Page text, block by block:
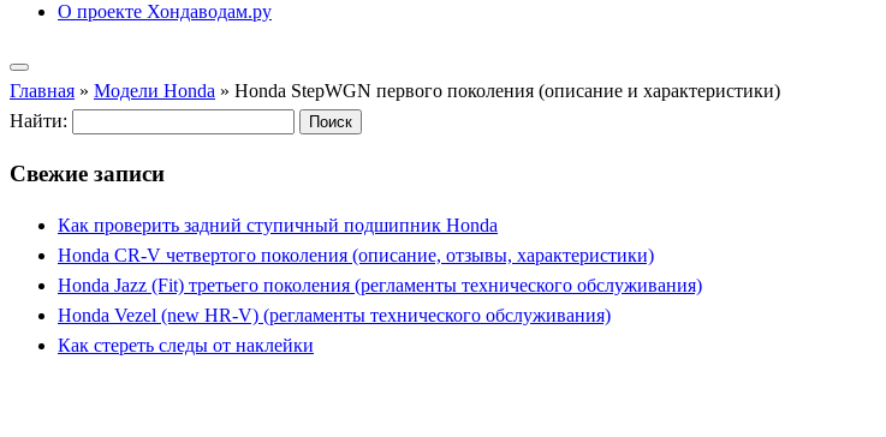
О проекте Хондаводам.ру
Главная » Модели Honda » Honda StepWGN первого поколения (описание и характеристики)
Найти:
Свежие записи
Как проверить задний ступичный подшипник Honda
Honda CR-V четвертого поколения (описание, отзывы, характеристики)
Honda Jazz (Fit) третьего поколения (регламенты технического обслуживания)
Honda Vezel (new HR-V) (регламенты технического обслуживания)
Как стереть следы от наклейки